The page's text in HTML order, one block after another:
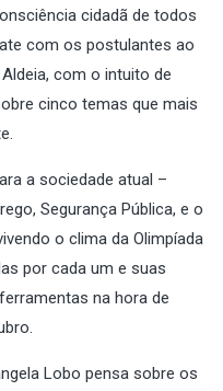
cidadã de todos
com os postulantes ao
com o intuito de
cinco temas que mais
a sociedade atual –
Segurança Pública, e o
o clima da Olimpíada
por cada um e suas
na hora de
Lobo pensa sobre os